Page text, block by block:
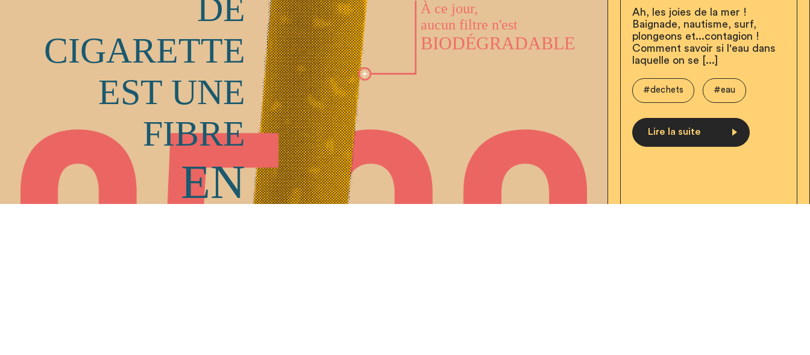
Ah, les joies de la mer !
Baignade, nautisme, surf,
plongeons et...contagion !
Comment savoir si l'eau dans
laquelle on se [...]
#dechets #eau
Lire la suite
Hey, inscrivez-vous à notre newsletter
pour recevoir les bons plans Qqf?!
Promis, on ne vous envoie pas plus d'un mail par semaine ...